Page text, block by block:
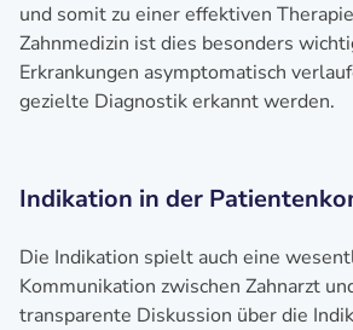
und somit zu einer effektiven
Zahnmedizin ist dies besonders
Erkrankungen asymptomatisch
gezielte Diagnostik erkannt werden.
Indikation in der
Die Indikation spielt auch eine
Kommunikation zwischen Zahnarzt
transparente Diskussion über die